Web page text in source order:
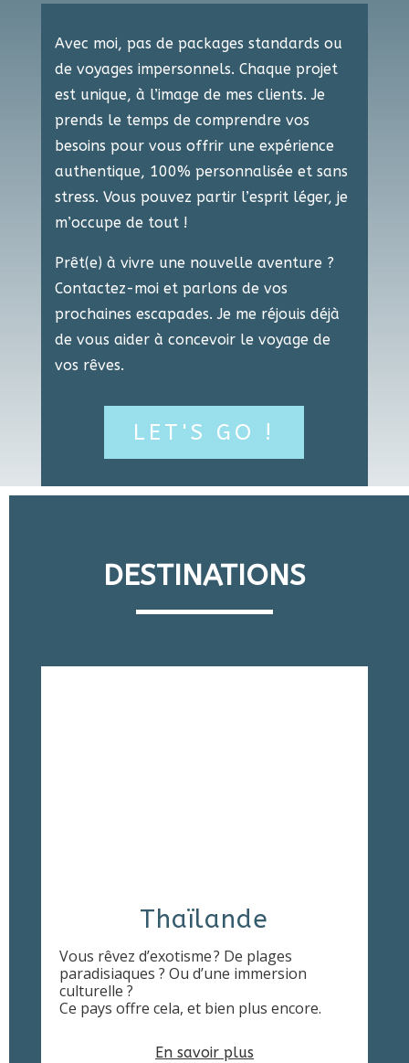
Avec moi, pas de packages standards ou
de ​voyages impersonnels. Chaque projet
est unique, ​à l’image de mes clients. Je
prends le temps de ​comprendre vos
besoins pour vous offrir une ​expérience
authentique, 100% personnalisée et ​sans
stress. Vous pouvez partir l’esprit léger, je ​
m’occupe de tout !
Prêt(e) à vivre une nouvelle aventure ?
Contactez-​moi et parlons de vos
prochaines escapades. Je ​me réjouis déjà
de vous aider à concevoir le ​voyage de
vos rêves.
LET'S GO !
DESTINATIONS
Thaïlande
Vous rêvez d’exotisme ? De plages
paradisiaques ? Ou d’une immersion
culturelle ?
Ce pays offre cela, et bien plus encore.
En savoir plus